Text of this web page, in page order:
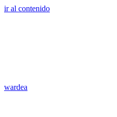
ir al contenido
wardea